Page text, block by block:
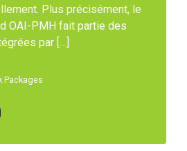
Plus précisément, le
OAI-PMH fait partie des
par […]
Packages